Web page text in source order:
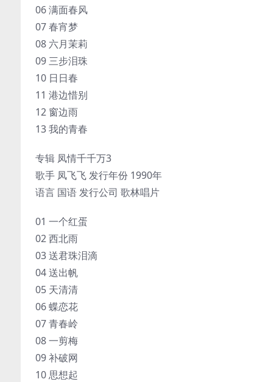
06 满面春风
07 春宵梦
08 六月茉莉
09 三步泪珠
10 日日春
11 港边惜别
12 窗边雨
13 我的青春
专辑 凤情千千万3
歌手 凤飞飞 发行年份 1990年
语言 国语 发行公司 歌林唱片
01 一个红蛋
02 西北雨
03 送君珠泪滴
04 送出帆
05 天清清
06 蝶恋花
07 青春岭
08 一剪梅
09 补破网
10 思想起